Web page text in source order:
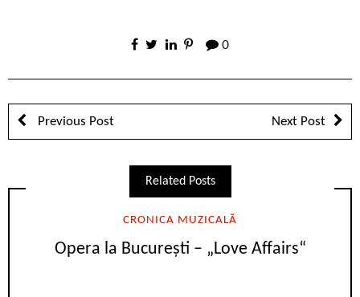
0
Previous Post Next Post
Related Posts
CRONICA MUZICALĂ
Opera la București – „Love Affairs“